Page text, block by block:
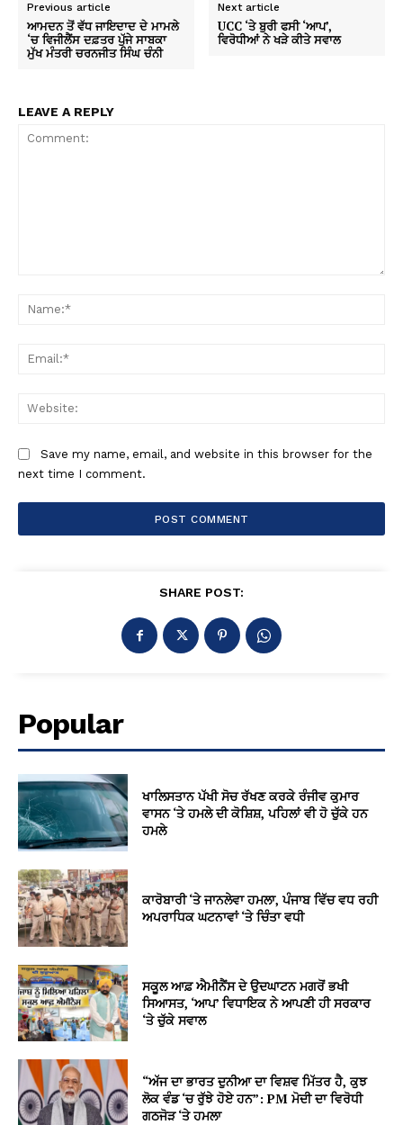
Previous article
ਆਮਦਨ ਤੋਂ ਵੱਧ ਜਾਇਦਾਦ ਦੇ ਮਾਮਲੇ
‘ਚ ਵਿਜੀਲੈਂਸ ਦਫ਼ਤਰ ਪੁੱਜੇ ਸਾਬਕਾ
ਮੁੱਖ ਮੰਤਰੀ ਚਰਨਜੀਤ ਸਿੰਘ ਚੰਨੀ
Next article
UCC ‘ਤੇ ਬੁਰੀ ਫਸੀ ‘ਆਪ’,
ਵਿਰੋਧੀਆਂ ਨੇ ਖੜੇ ਕੀਤੇ ਸਵਾਲ
LEAVE A REPLY
Save my name, email, and website in this browser for the
next time I comment.
SHARE POST:
Popular
ਖਾਲਿਸਤਾਨ ਪੱਖੀ ਸੋਚ ਰੱਖਣ ਕਰਕੇ ਰੰਜੀਵ ਕੁਮਾਰ
ਵਾਸਨ ‘ਤੇ ਹਮਲੇ ਦੀ ਕੋਸ਼ਿਸ਼, ਪਹਿਲਾਂ ਵੀ ਹੋ ਚੁੱਕੇ ਹਨ
ਹਮਲੇ
ਕਾਰੋਬਾਰੀ ‘ਤੇ ਜਾਨਲੇਵਾ ਹਮਲਾ, ਪੰਜਾਬ ਵਿੱਚ ਵਧ ਰਹੀ
ਅਪਰਾਧਿਕ ਘਟਨਾਵਾਂ ‘ਤੇ ਚਿੰਤਾ ਵਧੀ
ਸਕੂਲ ਆਫ਼ ਐਮੀਨੈਂਸ ਦੇ ਉਦਘਾਟਨ ਮਗਰੋਂ ਭਖੀ
ਸਿਆਸਤ, ‘ਆਪ’ ਵਿਧਾਇਕ ਨੇ ਆਪਣੀ ਹੀ ਸਰਕਾਰ
‘ਤੇ ਚੁੱਕੇ ਸਵਾਲ
“ਅੱਜ ਦਾ ਭਾਰਤ ਦੁਨੀਆ ਦਾ ਵਿਸ਼ਵ ਮਿੱਤਰ ਹੈ, ਕੁਝ
ਲੋਕ ਵੰਡ ‘ਚ ਰੁੱਝੇ ਹੋਏ ਹਨ”: PM ਮੋਦੀ ਦਾ ਵਿਰੋਧੀ
ਗਠਜੋੜ ‘ਤੇ ਹਮਲਾ